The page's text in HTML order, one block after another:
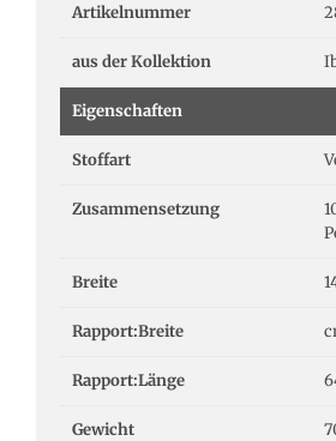
Artikelnummer
aus der Kollektion
Eigenschaften
Stoffart
Zusammensetzung
Breite
Rapport:Breite
Rapport:Länge
Gewicht